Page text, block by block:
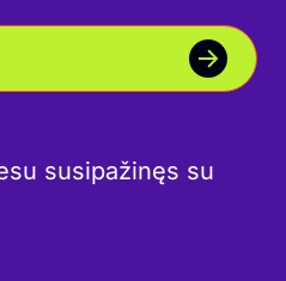
susipažinęs su